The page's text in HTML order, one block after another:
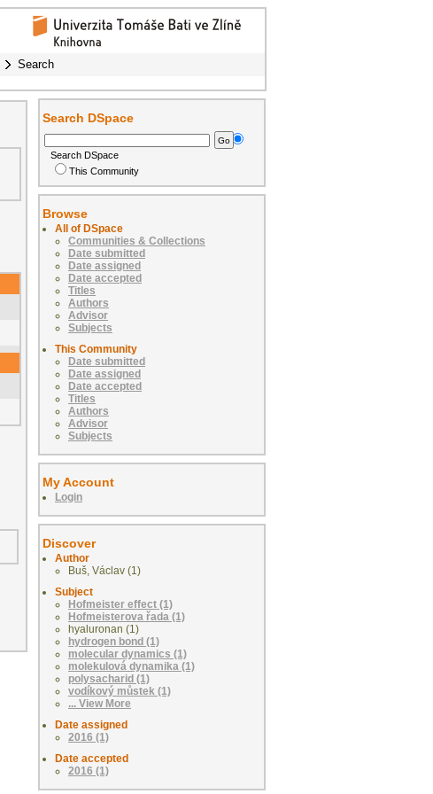
Search
Search DSpace
Search DSpace
This Community
Browse
All of DSpace
Communities & Collections
Date submitted
Date assigned
Date accepted
Titles
Authors
Advisor
Subjects
This Community
Date submitted
Date assigned
Date accepted
Titles
Authors
Advisor
Subjects
My Account
Login
Discover
Author
Buš, Václav (1)
Subject
Hofmeister effect (1)
Hofmeisterova řada (1)
hyaluronan (1)
hydrogen bond (1)
molecular dynamics (1)
molekulová dynamika (1)
polysacharid (1)
vodíkový můstek (1)
... View More
Date assigned
2016 (1)
Date accepted
2016 (1)